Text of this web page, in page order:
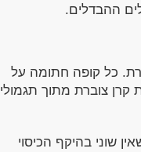
ההבדלים.
כל קופה חתומה על
צוברת מתוך תגמולי
שוני בהיקף הכיסוי